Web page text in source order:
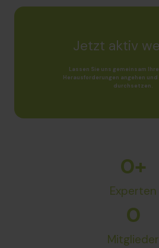
Jetzt aktiv
Lassen Sie uns gemeinsam
Herausforderungen angehen
durchsetzen.
Experten
0+
Mitglieder
0